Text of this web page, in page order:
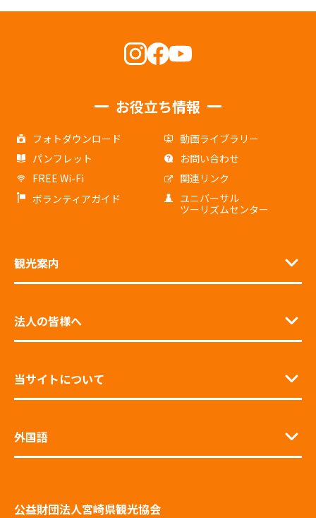
お役立ち情報
フォトダウンロード
動画ライブラリー
パンフレット
お問い合わせ
FREE Wi-Fi
関連リンク
ボランティアガイド
ユニバーサル
ツーリズムセンター
観光案内
法人の皆様へ
当サイトについて
外国語
公益財団法人宮崎県観光協会